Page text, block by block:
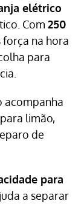
elétrico
Com 250
força na hora
para
acompanha
limão,
de
para
a separar